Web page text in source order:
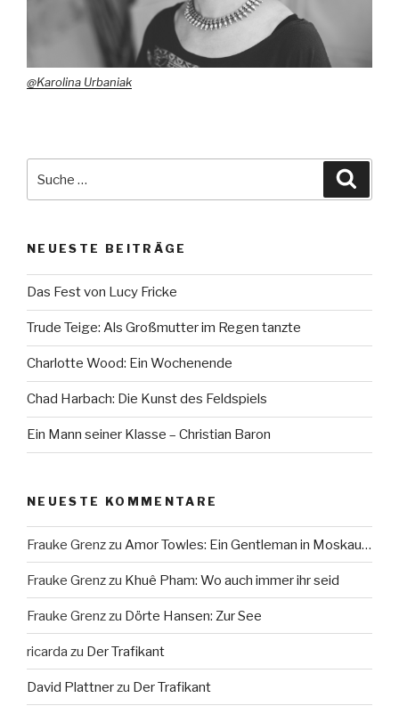
@Karolina Urbaniak
nach:
NEUESTE BEITRÄGE
Das Fest von Lucy Fricke
Trude Teige: Als Großmutter im Regen tanzte
Charlotte Wood: Ein Wochenende
Chad Harbach: Die Kunst des Feldspiels
Ein Mann seiner Klasse – Christian Baron
NEUESTE KOMMENTARE
Frauke Grenzzu Amor Towles: Ein Gentleman in Moskau…
Frauke Grenzzu Khuê Pham: Wo auch immer ihr seid
Frauke Grenzzu Dörte Hansen: Zur See
ricarda zu Der Trafikant
David Plattnerzu Der Trafikant